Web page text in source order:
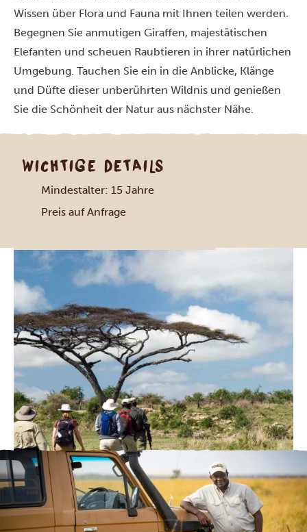
Wissen über Flora und Fauna mit Ihnen teilen werden.
Begegnen Sie anmutigen Giraffen, majestätischen
Elefanten und scheuen Raubtieren in ihrer natürlichen
Umgebung. Tauchen Sie ein in die Anblicke, Klänge
und Düfte dieser unberührten Wildnis und genießen
Sie die Schönheit der Natur aus nächster Nähe.
WICHTIGE DETAILS
Mindestalter: 15 Jahre
Preis auf Anfrage